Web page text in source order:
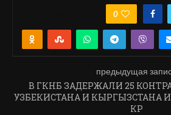
0
предыдущая
В ГКНБ ЗАДЕРЖАЛИ 25
УЗБЕКИСТАНА И КЫРГЫЗСТАНА
КР